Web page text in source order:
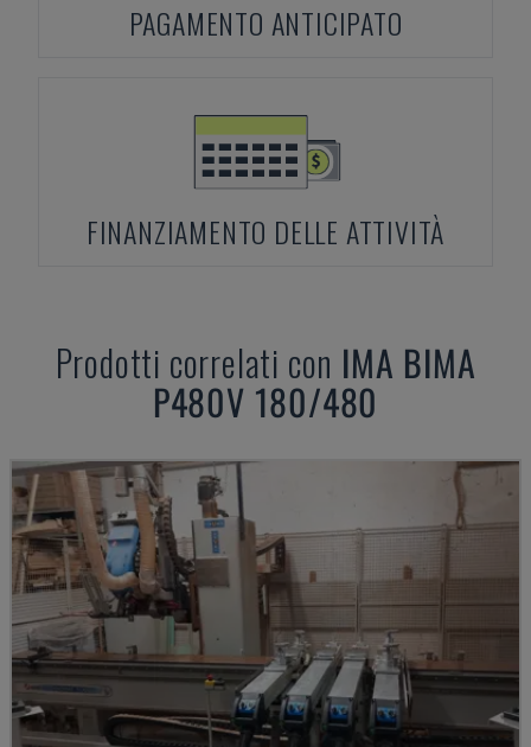
PAGAMENTO ANTICIPATO
FINANZIAMENTO DELLE ATTIVITÀ
Prodotti correlati con IMA BIMA
P480V 180/480